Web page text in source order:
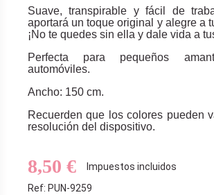
Suave, transpirable y fácil de
aportará un toque original y alegre a
¡No te quedes sin ella y dale vida a
Perfecta para pequeños
automóviles.
Ancho: 150 cm.
Recuerden que los colores pueden
resolución del dispositivo.
8,50 €
Impuestos incluidos
Ref: PUN-9259